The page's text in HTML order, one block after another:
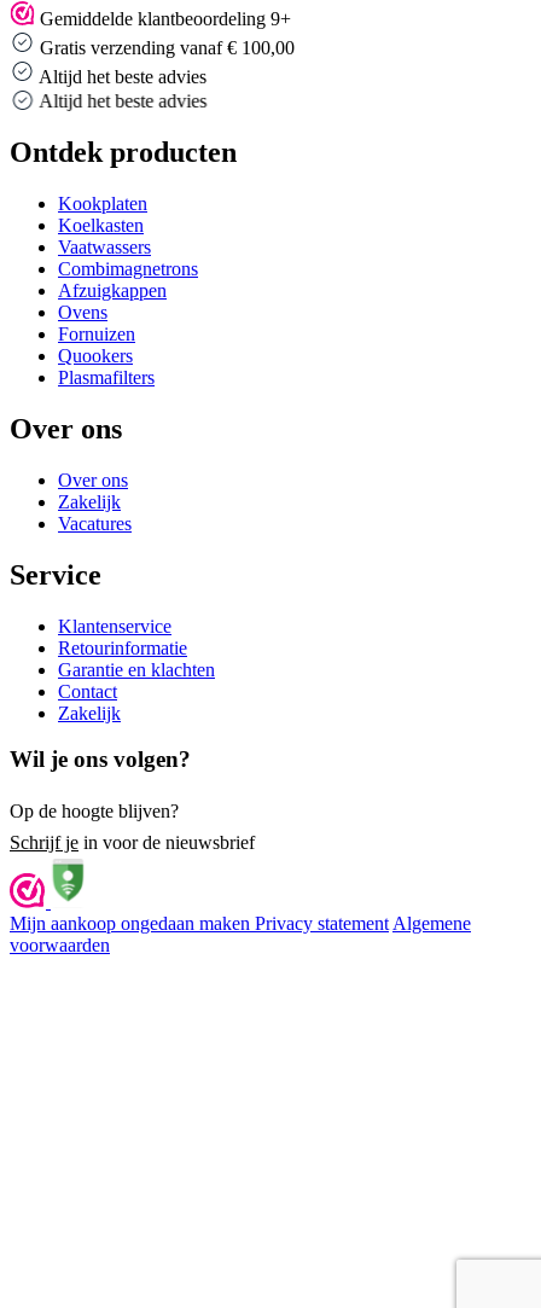
Gemiddelde klantbeoordeling 9+
Gratis verzending vanaf € 100,00
Altijd het beste advies
Altijd het beste advies
Ontdek producten
Kookplaten
Koelkasten
Vaatwassers
Combimagnetrons
Afzuigkappen
Ovens
Fornuizen
Quookers
Plasmafilters
Over ons
Over ons
Zakelijk
Vacatures
Service
Klantenservice
Retourinformatie
Garantie en klachten
Contact
Zakelijk
Wil je ons volgen?
Op de hoogte blijven?
Schrijf je in voor de nieuwsbrief
Mijn aankoop ongedaan maken Privacy statement Algemene
voorwaarden